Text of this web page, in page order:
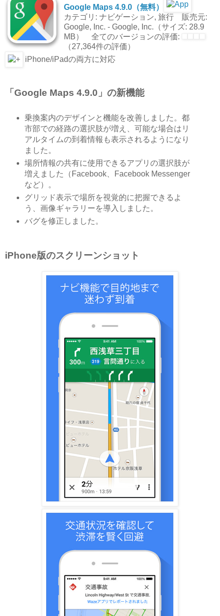
Google Maps 4.9.0（無料）
カテゴリ: ナビゲーション, 旅行 販売元:
Google, Inc. - Google, Inc.（サイズ: 28.9
MB） 全てのバージョンの評価:
（27,364件の評価）
iPhone/iPadの両方に対応
「Google Maps 4.9.0」の新機能
乗換案内のデザインと機能を改善しました。都
市部での経路の選択肢が増え、可能な場合はリ
アルタイムの到着情報も表示されるようになり
ました。
場所情報の共有に使用できるアプリの選択肢が
増えました（Facebook、Facebook Messenger
など）。
グリッド表示で場所を視覚的に把握できるよ
う、画像ギャラリーを導入しました。
バグを修正しました。
iPhone版のスクリーンショット